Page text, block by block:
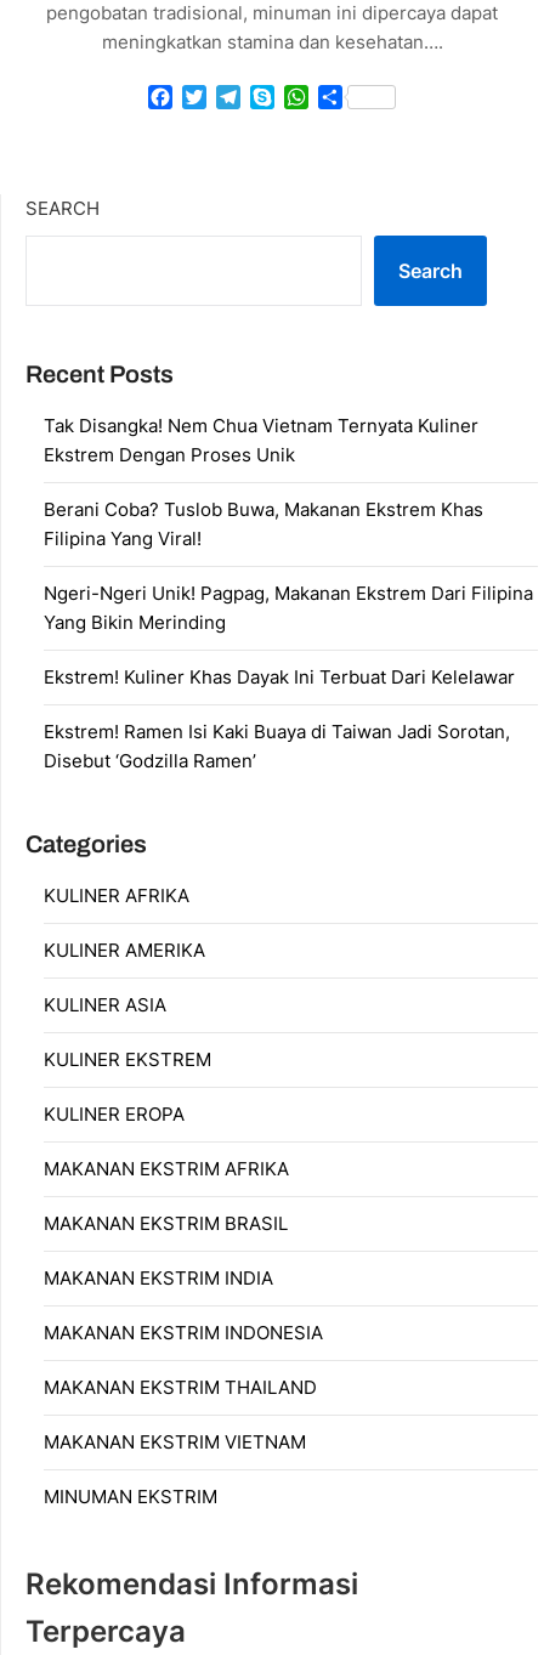
pengobatan tradisional, minuman ini dipercaya dapat
meningkatkan stamina dan kesehatan….
Facebook
TwitterTelegram
SkypeWhatsApp
Share
SEARCH
Search
Recent Posts
Tak Disangka! Nem Chua Vietnam Ternyata Kuliner
Ekstrem Dengan Proses Unik
Berani Coba? Tuslob Buwa, Makanan Ekstrem Khas
Filipina Yang Viral!
Ngeri-Ngeri Unik! Pagpag, Makanan Ekstrem Dari Filipina
Yang Bikin Merinding
Ekstrem! Kuliner Khas Dayak Ini Terbuat Dari Kelelawar
Ekstrem! Ramen Isi Kaki Buaya di Taiwan Jadi Sorotan,
Disebut ‘Godzilla Ramen’
Categories
KULINER AFRIKA
KULINER AMERIKA
KULINER ASIA
KULINER EKSTREM
KULINER EROPA
MAKANAN EKSTRIM AFRIKA
MAKANAN EKSTRIM BRASIL
MAKANAN EKSTRIM INDIA
MAKANAN EKSTRIM INDONESIA
MAKANAN EKSTRIM THAILAND
MAKANAN EKSTRIM VIETNAM
MINUMAN EKSTRIM
Rekomendasi Informasi
Terpercaya